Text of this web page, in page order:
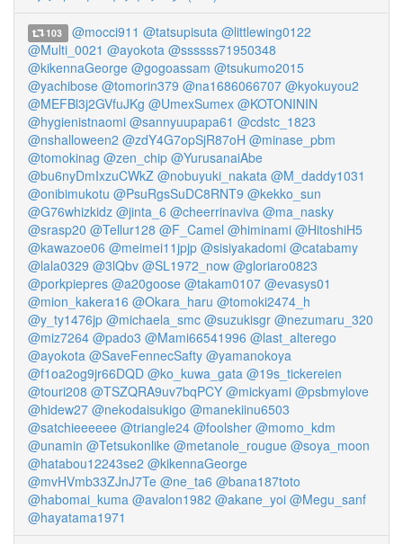
103 @mocci911 @tatsupisuta @littlewing0122
@Multi_0021 @ayokota @ssssss71950348
@kikennaGeorge @gogoassam @tsukumo2015
@yachibose @tomorin379 @na1686066707 @kyokuyou2
@MEFBl3j2GVfuJKg @UmexSumex @KOTONININ
@hygienistnaomi @sannyuupapa61 @cdstc_1823
@nshalloween2 @zdY4G7opSjR87oH @minase_pbm
@tomokinag @zen_chip @YurusanaiAbe
@bu6nyDmIxzuCWkZ @nobuyuki_nakata @M_daddy1031
@onibimukotu @PsuRgsSuDC8RNT9 @kekko_sun
@G76whizkidz @jinta_6 @cheerrinaviva @ma_nasky
@srasp20 @Tellur128 @F_Camel @himinami @HitoshiH5
@kawazoe06 @meimei11jpjp @sisiyakadomi @catabamy
@lala0329 @3lQbv @SL1972_now @gloriaro0823
@porkpiepres @a20goose @takam0107 @evasys01
@mion_kakera16 @Okara_haru @tomoki2474_h
@y_ty1476jp @michaela_smc @suzukisgr @nezumaru_320
@miz7264 @pado3 @Mami66541996 @last_alterego
@ayokota @SaveFennecSafty @yamanokoya
@f1oa2og9jr66DQD @ko_kuwa_gata @19s_tickereien
@touri208 @TSZQRA9uv7bqPCY @mickyami @psbmylove
@hidew27 @nekodaisukigo @manekiinu6503
@satchieeeeee @triangle24 @foolsher @momo_kdm
@unamin @Tetsukonlike @metanole_rougue @soya_moon
@hatabou12243se2 @kikennaGeorge
@mvHVmb33ZJnJ7Te @ne_ta6 @bana187toto
@habomai_kuma @avalon1982 @akane_yoi @Megu_sanf
@hayatama1971